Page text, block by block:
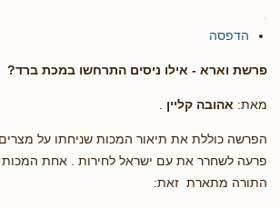
הדפסה
פרשת וארא - אילו ניסים התרחשו במכת ברד?
מאת: אהובה קליין
הפרשה כוללת את תיאור המכות שניחתו על
פרעה לשחרר את עם ישראל לחירות . אחת המכות
התורה מתארת זאת: